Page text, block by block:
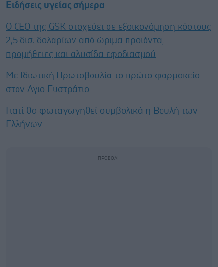
Ειδήσεις υγείας σήμερα
Ο CEO της GSK στοχεύει σε εξοικονόμηση κόστους
2,5 δισ. δολαρίων από ώριμα προϊόντα,
προμήθειες και αλυσίδα εφοδιασμού
Με Ιδιωτική Πρωτοβουλία το πρώτο φαρμακείο
στον Αγιο Ευστράτιο
Γιατί θα φωταγωγηθεί συμβολικά η Βουλή των
Ελλήνων